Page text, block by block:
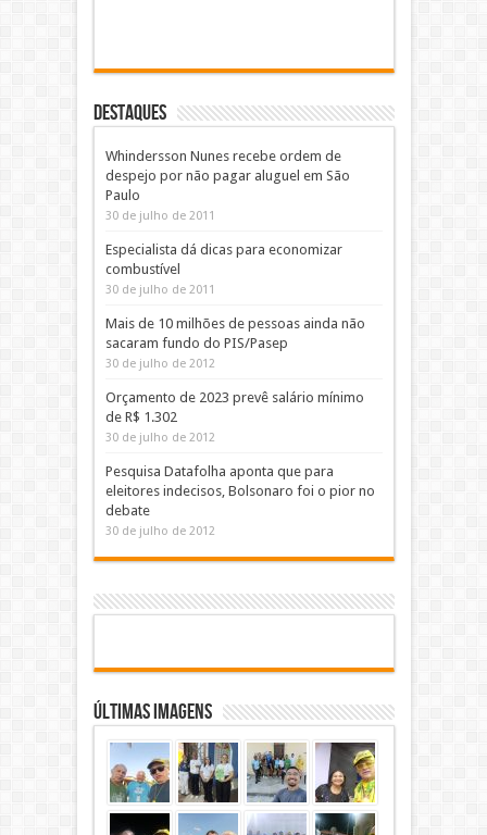
DESTAQUES
Whindersson Nunes recebe ordem de
despejo por não pagar aluguel em São
Paulo
30 de julho de 2011
Especialista dá dicas para economizar
combustível
30 de julho de 2011
Mais de 10 milhões de pessoas ainda não
sacaram fundo do PIS/Pasep
30 de julho de 2012
Orçamento de 2023 prevê salário mínimo
de R$ 1.302
30 de julho de 2012
Pesquisa Datafolha aponta que para
eleitores indecisos, Bolsonaro foi o pior no
debate
30 de julho de 2012
Últimas Imagens